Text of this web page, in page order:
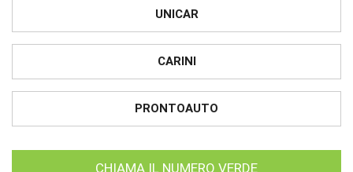
UNICAR
CARINI
PRONTOAUTO
CHIAMA IL NUMERO VERDE